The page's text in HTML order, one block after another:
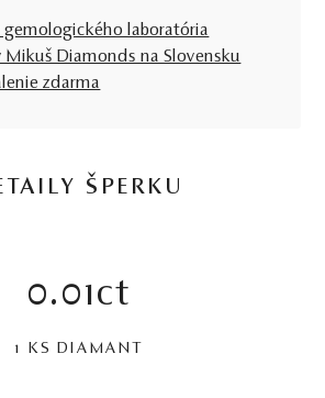
gemologického laboratória
Mikuš Diamonds na Slovensku
zdarma
ŠPERKU
0.01ct
1 KS DIAMANT